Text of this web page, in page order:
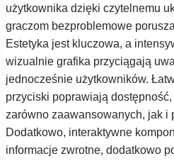
użytkownika dzięki czytelnemu
graczom bezproblemowe
Estetyka jest kluczowa, a
wizualnie grafika przyciągają
jednocześnie użytkowników.
przyciski poprawiają
zarówno zaawansowanych, jak i
Dodatkowo, interaktywne
informacje zwrotne, dodatkowo